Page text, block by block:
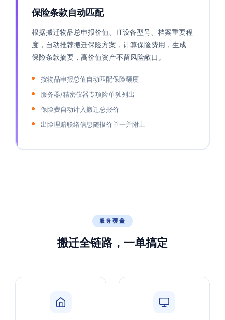
保险条款自动匹配
根据搬迁物品总申报价值、IT设备型号、档案重要程
度，自动推荐搬迁保险方案，计算保险费用，生成
保险条款摘要，高价值资产不留风险敞口。
按物品申报总值自动匹配保险额度
服务器/精密仪器专项险单独列出
保险费自动计入搬迁总报价
出险理赔联络信息随报价单一并附上
服务覆盖
搬迁全链路，一单搞定